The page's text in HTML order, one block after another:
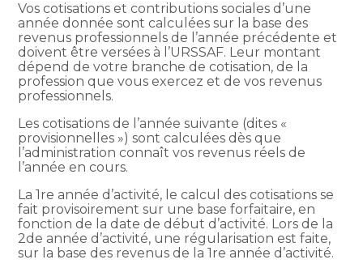
Vos cotisations et contributions sociales d’une
année donnée sont calculées sur la base des
revenus professionnels de l’année précédente et
doivent être versées à l’URSSAF. Leur montant
dépend de votre branche de cotisation, de la
profession que vous exercez et de vos revenus
professionnels.
Les cotisations de l’année suivante (dites «
provisionnelles ») sont calculées dès que
l’administration connaît vos revenus réels de
l’année en cours.
La 1re année d’activité, le calcul des cotisations se
fait provisoirement sur une base forfaitaire, en
fonction de la date de début d’activité. Lors de la
2de année d’activité, une régularisation est faite,
sur la base des revenus de la 1re année d’activité.